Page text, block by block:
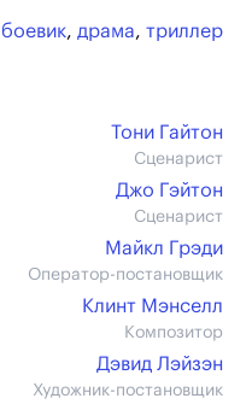
боевик, драма, триллер
Тони Гайтон
Сценарист
Джо Гэйтон
Сценарист
Майкл Грэди
Оператор-постановщик
Клинт Мэнселл
Композитор
Дэвид Лэйзэн
Художник-постановщик